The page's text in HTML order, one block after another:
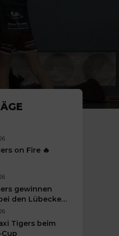
on Fire 🔥
gewinnen
den Lübecker
2026
Tigers beim